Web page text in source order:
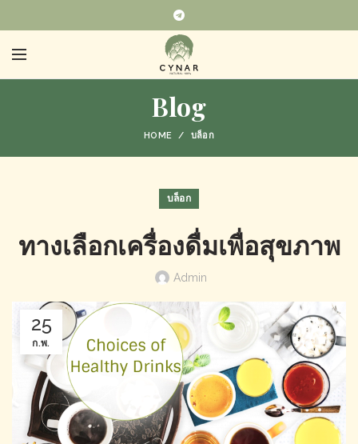
Blog
HOME บล็อก
บล็อก
ทางเลือกเครื่องดื่มเพื่อสุขภาพ
Admin
25
ก.พ.